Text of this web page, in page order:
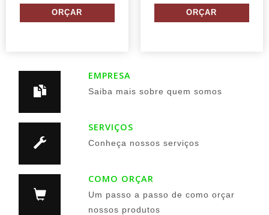
EMPRESA
Saiba mais sobre quem somos
SERVIÇOS
Conheça nossos serviços
COMO ORÇAR
Um passo a passo de como orçar
nossos produtos